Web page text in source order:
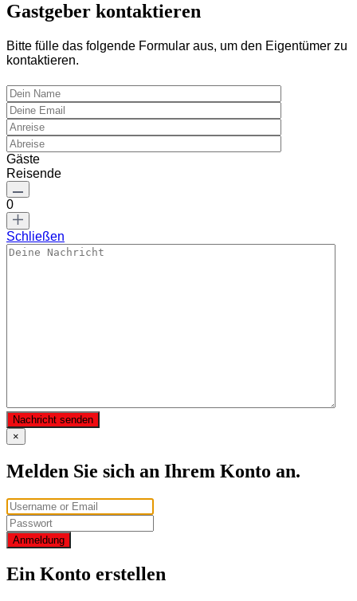
Gastgeber kontaktieren
Bitte fülle das folgende Formular aus, um den Eigentümer zu
kontaktieren.
Gäste
Reisende
0
Schließen
Nachricht senden
×
Melden Sie sich an Ihrem Konto an.
Anmeldung
Ein Konto erstellen